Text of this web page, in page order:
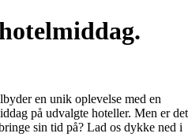
en unik oplevelse med en
på udvalgte hoteller. Men er det
sin tid på? Lad os dykke ned i